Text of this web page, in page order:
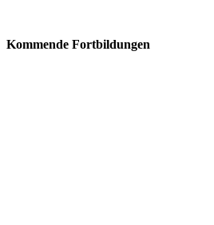
Kommende Fortbildungen